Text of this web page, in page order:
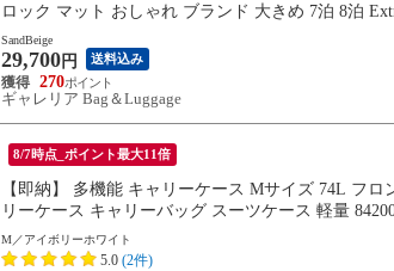
ロック マット おしゃれ ブランド 大きめ 7泊 8泊
SandBeige
29,700 円 送料込み
270
ギャレリア Bag＆Luggage
8/7時点_ポイント最大11倍
【即納】 多機能 キャリーケース Mサイズ 74L フ
リーケース キャリーバッグ スーツケース 軽量
M／アイボリーホワイト
5.0 (2件)